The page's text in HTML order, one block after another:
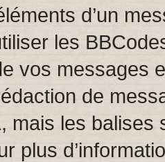
d’un
les
vos messages
de
mais les
plus